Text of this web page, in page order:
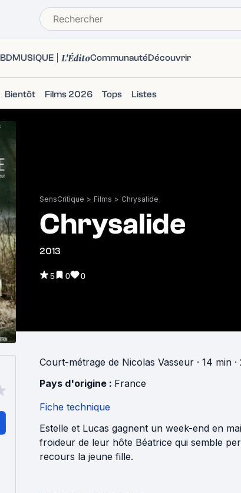
BDMUSIQUE L'ÉditoCommunautéDécouvrir
Bientôt Films 2026 Tops Listes
SensCritique > Films > Chrysalide
Chrysalide
2013
5 0 0
Court-métrage de Nicolas Vasseur · 14 min
Pays d'origine : France
Fiche technique
Estelle et Lucas gagnent un week-end en
froideur de leur hôte Béatrice qui semble
recours la jeune fille.